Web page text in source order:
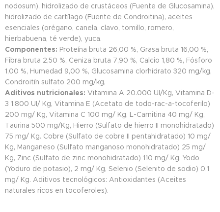
nodosum), hidrolizado de crustáceos (Fuente de Glucosamina),
hidrolizado de cartílago (Fuente de Condroitina), aceites
esenciales (orégano, canela, clavo, tomillo, romero,
hierbabuena, té verde), yuca.
Componentes: Proteína bruta 26,00 %, Grasa bruta 16,00 %,
Fibra bruta 2,50 %, Ceniza bruta 7,90 %, Calcio 1,80 %, Fósforo
1,00 %, Humedad 9,00 %, Glucosamina clorhidrato 320 mg/kg,
Condroitín sulfato 200 mg/kg,
Aditivos nutricionales: Vitamina A 20.000 UI/Kg, Vitamina D-
3 1.800 UI/ Kg, Vitamina E (Acetato de todo-rac-a-tocoferilo)
200 mg/ Kg, Vitamina C 100 mg/ Kg, L-Carnitina 40 mg/ Kg,
Taurina 500 mg/Kg, Hierro (Sulfato de hierro II monohidratado)
75 mg/ Kg. Cobre (Sulfato de cobre II pentahidratado) 10 mg/
Kg, Manganeso (Sulfato manganoso monohidratado) 25 mg/
Kg, Zinc (Sulfato de zinc monohidratado) 110 mg/ Kg, Yodo
(Yoduro de potasio), 2 mg/ Kg, Selenio (Selenito de sodio) 0,1
mg/ Kg. Aditivos tecnológicos: Antioxidantes (Aceites
naturales ricos en tocoferoles).